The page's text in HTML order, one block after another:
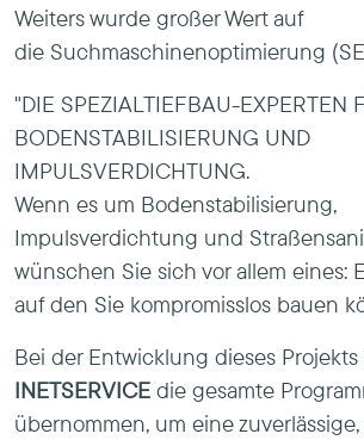
Weiters wurde großer Wert auf
die Suchmaschinenoptimierung
"DIE SPEZIALTIEFBAU-EXPERTEN
BODENSTABILISIERUNG UND
IMPULSVERDICHTUNG.
Wenn es um Bodenstabilisierung,
Impulsverdichtung und
wünschen Sie sich vor allem eines:
auf den Sie kompromisslos bauen
Bei der Entwicklung dieses Projekts
INETSERVICE die gesamte
übernommen, um eine